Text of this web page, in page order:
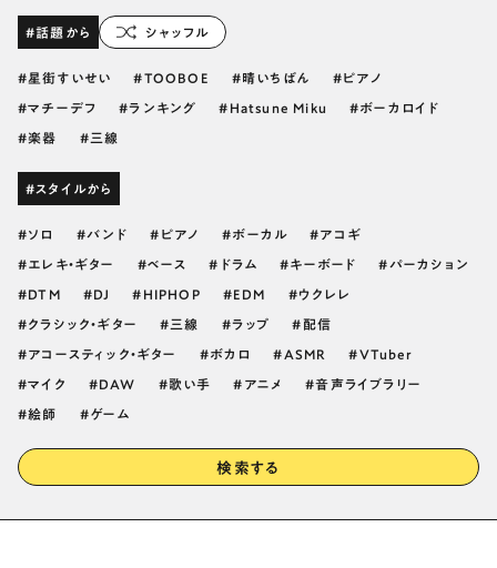
#話題から シャッフル
星街すいせい TOOBOE 晴いちばん ピアノ
マチーデフ ランキング Hatsune Miku ボーカロイド
楽器 三線
#スタイルから
ソロ バンド ピアノ ボーカル アコギ
エレキ・ギター ベース ドラム キーボード パーカション
DTM DJ HIPHOP EDM ウクレレ
クラシック・ギター 三線 ラップ 配信
アコースティック・ギター ボカロ ASMR VTuber
マイク DAW 歌い手 アニメ 音声ライブラリー
絵師 ゲーム
検索する